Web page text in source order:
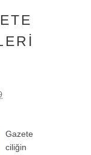
Gazete
ciliğin